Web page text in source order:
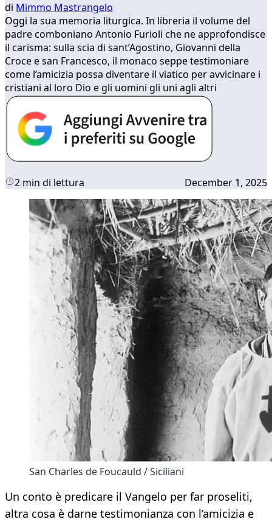
di Mimmo Mastrangelo
Oggi la sua memoria liturgica. In libreria il volume del
padre comboniano Antonio Furioli che ne approfondisce
il carisma: sulla scia di sant’Agostino, Giovanni della
Croce e san Francesco, il monaco seppe testimoniare
come l’amicizia possa diventare il viatico per avvicinare i
cristiani al loro Dio e gli uomini gli uni agli altri
2 min di lettura December 1, 2025
San Charles de Foucauld / Siciliani
Un conto è predicare il Vangelo per far proseliti,
altra cosa è darne testimonianza con l’amicizia e